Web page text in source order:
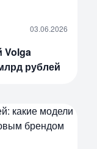
03.06.2026
Volga
рублей